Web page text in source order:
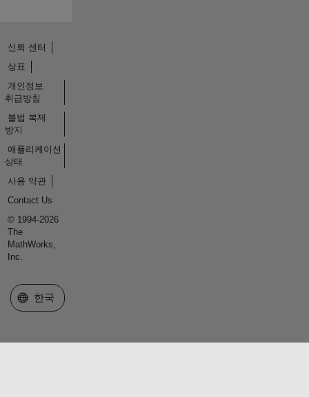
신뢰 센터
상표
개인정보
취급방침
불법 복제
방지
애플리케이션
상태
사용 약관
Contact Us
© 1994-2026
The
MathWorks,
Inc.
웹사이트 선택
한국